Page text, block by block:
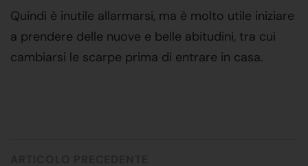
Quindi è inutile allarmarsi, ma è molto utile iniziare
a prendere delle nuove e belle abitudini, tra cui
cambiarsi le scarpe prima di entrare in casa.